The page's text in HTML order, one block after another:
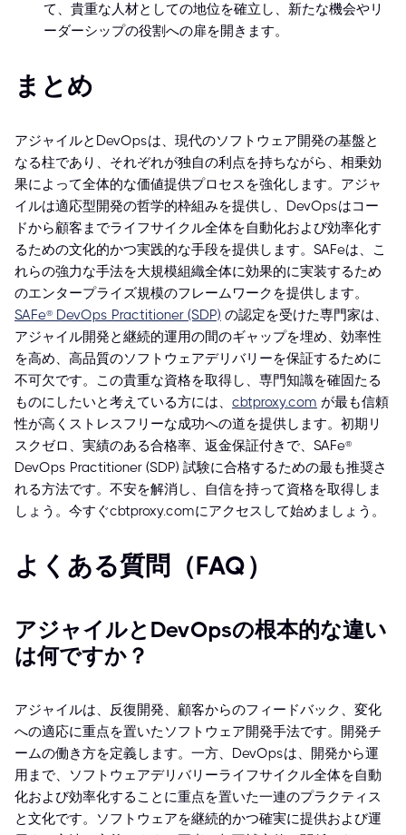
て、貴重な人材としての地位を確立し、新たな機会やリ
ーダーシップの役割への扉を開きます。
まとめ
アジャイルとDevOpsは、現代のソフトウェア開発の基盤と
なる柱であり、それぞれが独自の利点を持ちながら、相乗効
果によって全体的な価値提供プロセスを強化します。アジャ
イルは適応型開発の哲学的枠組みを提供し、DevOpsはコー
ドから顧客までライフサイクル全体を自動化および効率化す
るための文化的かつ実践的な手段を提供します。SAFeは、こ
れらの強力な手法を大規模組織全体に効果的に実装するため
のエンタープライズ規模のフレームワークを提供します。
SAFe® DevOps Practitioner (SDP) の認定を受けた専門家は、
アジャイル開発と継続的運用の間のギャップを埋め、効率性
を高め、高品質のソフトウェアデリバリーを保証するために
不可欠です。この貴重な資格を取得し、専門知識を確固たる
ものにしたいと考えている方には、 cbtproxy.com が最も信頼
性が高くストレスフリーな成功への道を提供します。初期リ
スクゼロ、実績のある合格率、返金保証付きで、SAFe®
DevOps Practitioner (SDP) 試験に合格するための最も推奨さ
れる方法です。不安を解消し、自信を持って資格を取得しま
しょう。今すぐcbtproxy.comにアクセスして始めましょう。
よくある質問（FAQ）
アジャイルとDevOpsの根本的な違い
は何ですか？
アジャイルは、反復開発、顧客からのフィードバック、変化
への適応に重点を置いたソフトウェア開発手法です。開発チ
ームの働き方を定義します。一方、DevOpsは、開発から運
用まで、ソフトウェアデリバリーライフサイクル全体を自動
化および効率化することに重点を置いた一連のプラクティス
と文化です。ソフトウェアを継続的かつ確実に提供および運